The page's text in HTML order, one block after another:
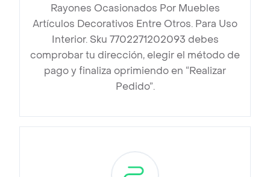
Rayones Ocasionados Por Muebles
Artículos Decorativos Entre Otros. Para Uso
Interior. Sku 7702271202093 debes
comprobar tu dirección, elegir el método de
pago y finaliza oprimiendo en “Realizar
Pedido”.